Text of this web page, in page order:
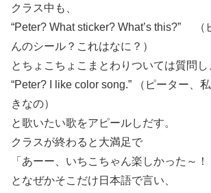
クラス中も、
“Peter? What sticker? What’s this?” （
んのシール？これはなに？）
とちょこちょこまとわりついては質問し
“Peter? I like color song.” （ピーター、
きなの）
と歌いたい歌をアピールしだす。
クラスが終わると大満足で
「あーー、いちこちゃん楽しかった～！
となぜかそこだけ日本語で言い、